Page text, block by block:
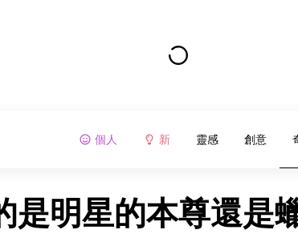
個人 新 靈感 創意
是明星的本尊還是